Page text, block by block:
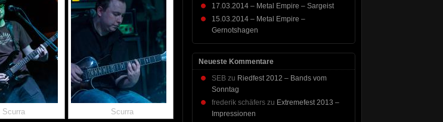
Scurra Scurra
17.03.2014 – Metal Empire – Sargeist
15.03.2014 – Metal Empire –
Gernotshagen
Neueste Kommentare
SEB zu Riedfest 2012 – Bands vom
Sonntag
frederik schäfers zu Extremefest 2013 –
Impressionen